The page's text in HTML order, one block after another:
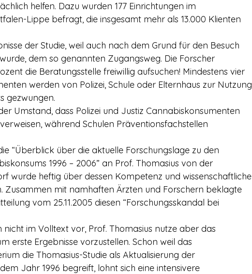
helfen. Dazu wurden 177 Einrichtungen im
Lippe befragt, die insgesamt mehr als 13.000 Klienten
dem so genannten Zugangsweg. Die Forscher
die Beratungsstelle freiwillig aufsuchen! Mindestens vier
werden von Polizei, Schule oder Elternhaus zur Nutzung
gezwungen.
während Schulen Präventionsfachstellen
1996 – 2006” an Prof. Thomasius von der
wurde heftig über dessen Kompetenz und wissenschaftliche
Zusammen mit namhaften Ärzten und Forschern beklagte
vom 25.11.2005 diesen “Forschungsskandal bei
erste Ergebnisse vorzustellen. Schon weil das
die Thomasius-Studie als Aktualisierung der
Jahr 1996 begreift, lohnt sich eine intensivere